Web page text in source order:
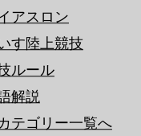
アスロン
す陸上競技
ルール
解説
テゴリー一覧へ